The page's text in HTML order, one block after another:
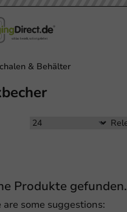
& Behälter
Produkte gefunden.
are some suggestions: